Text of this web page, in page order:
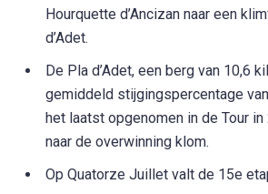
Hourquette d’Ancizan naar een
d’Adet.
De Pla d’Adet, een berg van 10,6
gemiddeld stijgingspercentage
het laatst opgenomen in de Tour
naar de overwinning klom.
Op Quatorze Juillet valt de 15e